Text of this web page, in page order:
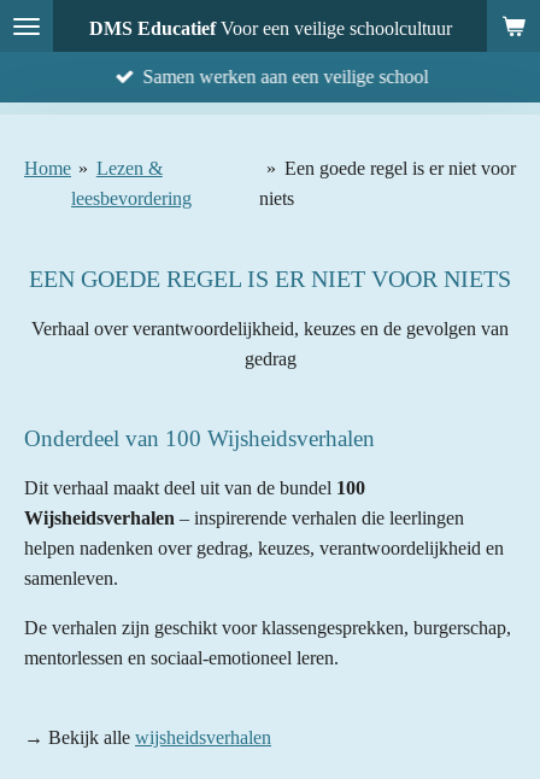
Ga
direct
DMS EducatiefVoor een veilige schoolcultuur
Samen werken aan een veilige school
Home » Lezen &
leesbevordering
» Een goede regel is er niet voor
niets
EEN GOEDE REGEL IS ER NIET VOOR NIETS
Verhaal over verantwoordelijkheid, keuzes en de gevolgen van
gedrag
Onderdeel van 100 Wijsheidsverhalen
Dit verhaal maakt deel uit van de bundel 100
Wijsheidsverhalen – inspirerende verhalen die leerlingen
helpen nadenken over gedrag, keuzes, verantwoordelijkheid en
samenleven.
De verhalen zijn geschikt voor klassengesprekken, burgerschap,
mentorlessen en sociaal-emotioneel leren.
→ Bekijk alle wijsheidsverhalen